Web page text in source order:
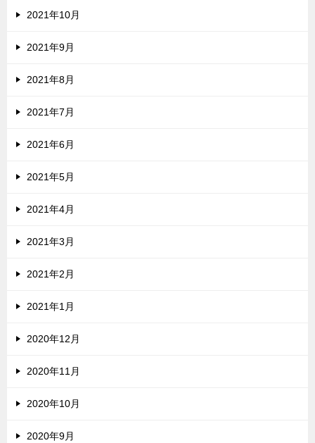
2021年10月
2021年9月
2021年8月
2021年7月
2021年6月
2021年5月
2021年4月
2021年3月
2021年2月
2021年1月
2020年12月
2020年11月
2020年10月
2020年9月